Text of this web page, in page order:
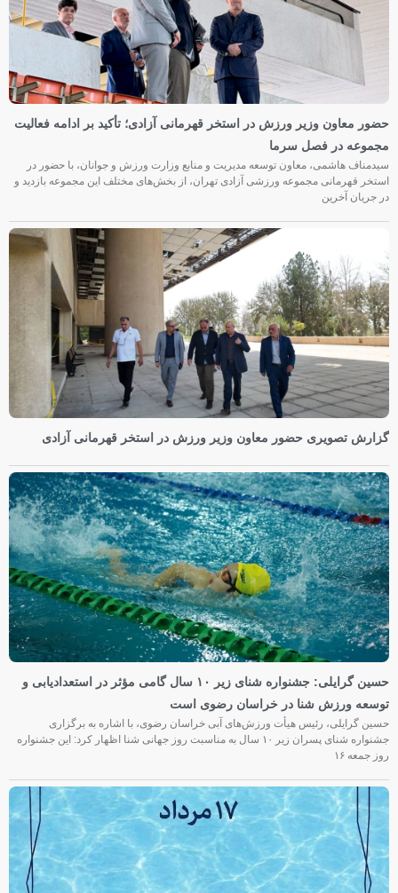
حضور معاون وزیر ورزش در استخر قهرمانی آزادی؛ تأکید بر ادامه فعالیت
مجموعه در فصل سرما
سیدمناف هاشمی، معاون توسعه مدیریت و منابع وزارت ورزش و جوانان، با حضور در
استخر قهرمانی مجموعه ورزشی آزادی تهران، از بخش‌های مختلف این مجموعه بازدید و
در جریان آخرین
گزارش تصویری حضور معاون وزیر ورزش در استخر قهرمانی آزادی
حسین گرایلی: جشنواره شنای زیر ۱۰ سال گامی مؤثر در استعدادیابی و
توسعه ورزش شنا در خراسان رضوی است
حسین گرایلی، رئیس هیأت ورزش‌های آبی خراسان رضوی، با اشاره به برگزاری
جشنواره شنای پسران زیر ۱۰ سال به مناسبت روز جهانی شنا اظهار کرد: این جشنواره
روز جمعه‌ ۱۶